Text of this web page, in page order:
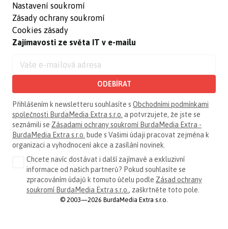
Nastavení soukromí
Zásady ochrany soukromí
Cookies zásady
Zajímavosti ze světa IT v e-mailu
ODEBÍRAT
Přihlášením k newsletteru souhlasíte s Obchodními podmínkami
společnosti BurdaMedia Extra s.r.o. a potvrzujete, že jste se
seznámili se Zásadami ochrany soukromí BurdaMedia Extra -
BurdaMedia Extra s.r.o. bude s Vašimi údaji pracovat zejména k
organizaci a vyhodnocení akce a zasílání novinek.
Chcete navíc dostávat i další zajímavé a exkluzivní
informace od našich partnerů? Pokud souhlasíte se
zpracováním údajů k tomuto účelu podle Zásad ochrany
soukromí BurdaMedia Extra s.r.o. , zaškrtněte toto pole.
© 2003—2026 BurdaMedia Extra s.r.o.